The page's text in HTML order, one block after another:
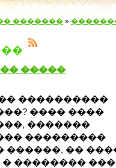
����� � ����
������� »
�����
����������
���� ����
�������
���������
������, ��
��������